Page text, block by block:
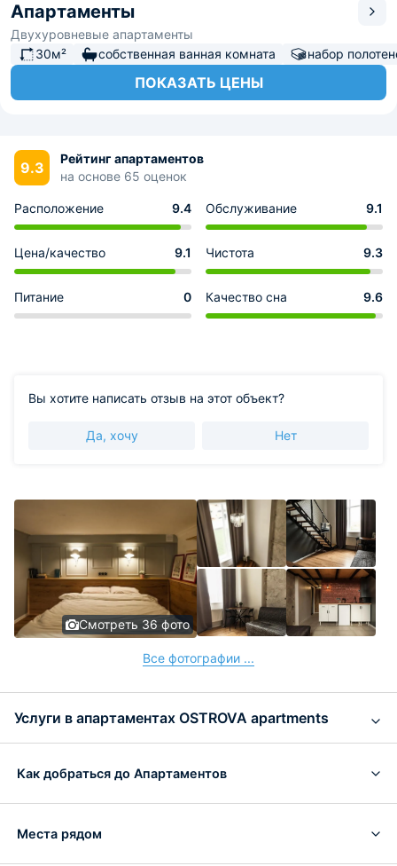
Апартаменты
Двухуровневые апартаменты
30м²
собственная ванная комната набор
ПОКАЗАТЬ ЦЕНЫ
9.3
Рейтинг апартаментов
на основе 65 оценок
Расположение 9.4 Обслуживание 9.1
Цена/качество 9.1 Чистота 9.3
Питание 0 Качество сна 9.6
Вы хотите написать отзыв на этот объект?
Да, хочу Нет
Смотреть 36 фото
Все фотографии ...
Услуги в апартаментах OSTROVA apartments
Как добраться до Апартаментов
Места рядом